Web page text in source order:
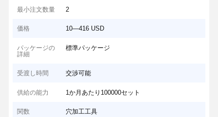
最小注文数量 2
価格 10—416 USD
パッケージの
詳細
標準パッケージ
受渡し時間 交渉可能
供給の能力 1か月あたり100000セット
関数 穴加工工具